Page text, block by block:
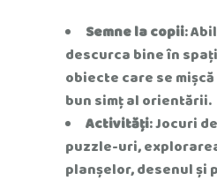
Semne la copii:
descurca bine în
obiecte care se mișcă
bun simț al orientării.
Activități: Jocuri
puzzle-uri,
planșelor, desenul și